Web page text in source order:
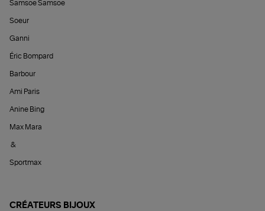
Samsoe Samsoe
Soeur
Ganni
Éric Bompard
Barbour
Ami Paris
Anine Bing
Max Mara
&
Sportmax
CRÉATEURS BIJOUX